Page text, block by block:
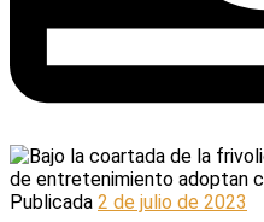
Publicada 2 de julio de 2023